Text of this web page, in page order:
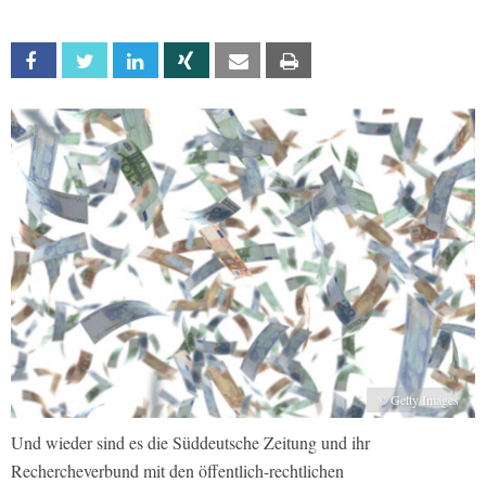
Facebook Twitter Linkedin Xing Email
© Getty Images
Und wieder sind es die Süddeutsche Zeitung und ihr
Rechercheverbund mit den öffentlich-rechtlichen